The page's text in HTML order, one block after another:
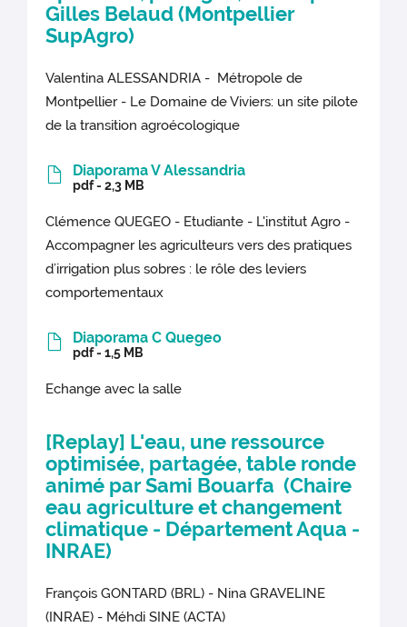
Gilles Belaud (Montpellier
SupAgro)
Valentina ALESSANDRIA - Métropole de
Montpellier - Le Domaine de Viviers: un site pilote
de la transition agroécologique
Diaporama V Alessandria
pdf - 2,3 MB
Clémence QUEGEO - Etudiante - L'institut Agro -
Accompagner les agriculteurs vers des pratiques
d’irrigation plus sobres : le rôle des leviers
comportementaux
Diaporama C Quegeo
pdf - 1,5 MB
Echange avec la salle
[Replay] L'eau, une ressource
optimisée, partagée, table ronde
animé par Sami Bouarfa (Chaire
eau agriculture et changement
climatique - Département Aqua -
INRAE)
François GONTARD (BRL) - Nina GRAVELINE
(INRAE) - Méhdi SINE (ACTA)